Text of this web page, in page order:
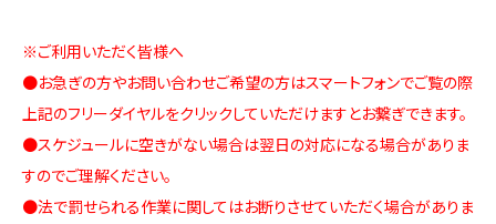
※ご利用いただく皆様へ
●お急ぎの方やお問い合わせご希望の方はスマートフォンでご覧の際
上記のフリーダイヤルをクリックしていただけますとお繋ぎできます。
●スケジュールに空きがない場合は翌日の対応になる場合がありま
すのでご理解ください。
●法で罰せられる作業に関してはお断りさせていただく場合がありま